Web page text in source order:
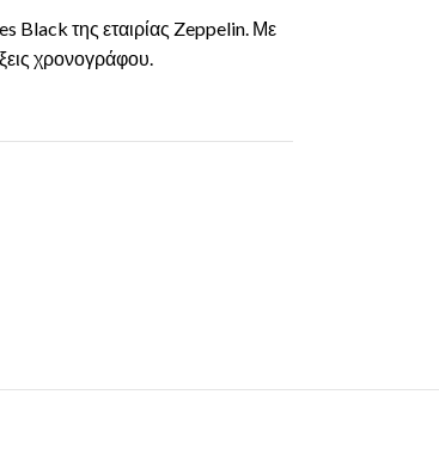
Black της εταιρίας Zeppelin. Με
χρονογράφου.